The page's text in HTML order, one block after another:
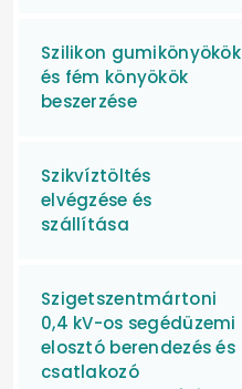
Szilikon gumikönyökök
és fém könyökök
beszerzése
Szikvíztöltés
elvégzése és
szállítása
Szigetszentmártoni
0,4 kV-os segédüzemi
elosztó berendezés és
csatlakozó